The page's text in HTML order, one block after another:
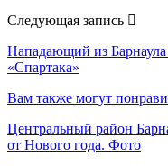
Следующая запись
Нападающий из
«Спартака»
Вам также могут
Центральный район
от Нового года. Фото